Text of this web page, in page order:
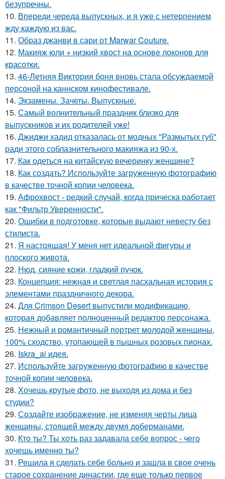
безупречны.
10. Впереди череда выпускных, и я уже с нетерпением
жду каждую из вас.
11. Образ джанви в сари от Marwar Couture.
12. Макияж юли + низкий хвост на основе локонов для
красотки.
13. 46-Летняя Виктория боня вновь стала обсуждаемой
персоной на каннском кинофестивале.
14. Экзамены. Зачеты. Выпускные.
15. Самый волнительный праздник близко для
выпускников и их родителей уже!
16. Джиджи хадид отказалась от модных "Размытых губ"
ради этого соблазнительного макияжа из 90-х.
17. Как одеться на китайскую вечеринку женщине?
18. Как создать? Используйте загруженную фотографию
в качестве точной копии человека.
19. Афрохвост - редкий случай, когда прическа работает
как "Фильтр Уверенности".
20. Ошибки в подготовке, которые выдают невесту без
стилиста.
21. Я настоящая! У меня нет идеальной фигуры и
плоского живота.
22. Нюд, сияние кожи, гладкий пучок.
23. Концепция: нежная и светлая пасхальная история с
элементами праздничного декора.
24. Для Crimson Desert выпустили модификацию,
которая добавляет полноценный редактор персонажа.
25. Нежный и романтичный портрет молодой женщины,
100% сходство, утопающей в пышных розовых пионах.
26. Iskra_ai идея.
27. Используйте загруженную фотографию в качестве
точной копии человека.
28. Хочешь крутые фото, не выходя из дома и без
студии?
29. Создайте изображение, не изменяя черты лица
женщины, стоящей между двумя доберманами.
30. Кто ты? Ты хоть раз задавала себе вопрос - чего
хочешь именно ты?
31. Решила я сделать себе больно и зашла в свое очень
старое сохранение династии, где еще только первое